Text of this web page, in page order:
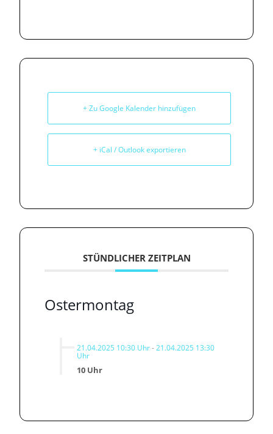
+ Zu Google Kalender hinzufügen
+ iCal / Outlook exportieren
STÜNDLICHER ZEITPLAN
Ostermontag
21.04.2025 10:30 Uhr-21.04.2025 13:30
Uhr
10 Uhr